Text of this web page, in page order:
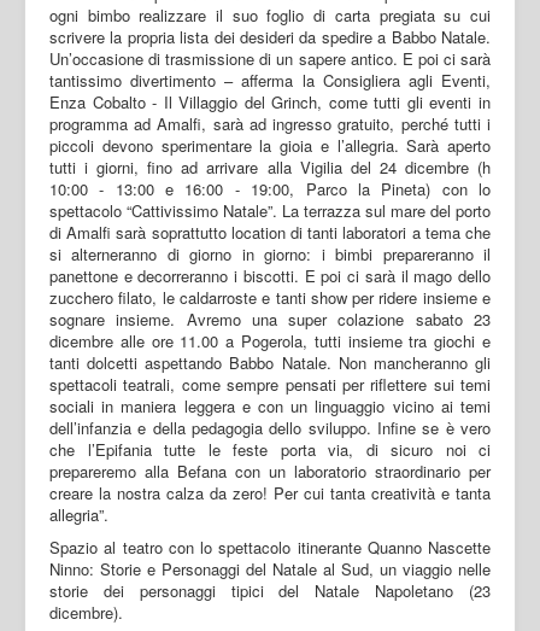
ogni bimbo realizzare il suo foglio di carta pregiata su cui
scrivere la propria lista dei desideri da spedire a Babbo Natale.
Un’occasione di trasmissione di un sapere antico. E poi ci sarà
tantissimo divertimento – afferma la Consigliera agli Eventi,
Enza Cobalto - Il Villaggio del Grinch, come tutti gli eventi in
programma ad Amalfi, sarà ad ingresso gratuito, perché tutti i
piccoli devono sperimentare la gioia e l’allegria. Sarà aperto
tutti i giorni, fino ad arrivare alla Vigilia del 24 dicembre (h
10:00 - 13:00 e 16:00 - 19:00, Parco la Pineta) con lo
spettacolo “Cattivissimo Natale”. La terrazza sul mare del porto
di Amalfi sarà soprattutto location di tanti laboratori a tema che
si alterneranno di giorno in giorno: i bimbi prepareranno il
panettone e decorreranno i biscotti. E poi ci sarà il mago dello
zucchero filato, le caldarroste e tanti show per ridere insieme e
sognare insieme. Avremo una super colazione sabato 23
dicembre alle ore 11.00 a Pogerola, tutti insieme tra giochi e
tanti dolcetti aspettando Babbo Natale. Non mancheranno gli
spettacoli teatrali, come sempre pensati per riflettere sui temi
sociali in maniera leggera e con un linguaggio vicino ai temi
dell’infanzia e della pedagogia dello sviluppo. Infine se è vero
che l’Epifania tutte le feste porta via, di sicuro noi ci
prepareremo alla Befana con un laboratorio straordinario per
creare la nostra calza da zero! Per cui tanta creatività e tanta
allegria”.
Spazio al teatro con lo spettacolo itinerante Quanno Nascette
Ninno: Storie e Personaggi del Natale al Sud, un viaggio nelle
storie dei personaggi tipici del Natale Napoletano (23
dicembre).